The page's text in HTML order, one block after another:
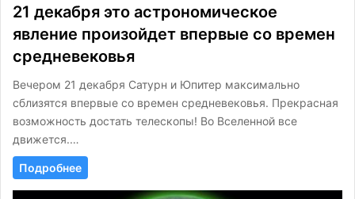
21 декабря это астрономическое
явление произойдет впервые со времен
средневековья
Вечером 21 декабря Сатурн и Юпитер максимально
сблизятся впервые со времен средневековья. Прекрасная
возможность достать телескопы! Во Вселенной все
движется.…
Подробнее